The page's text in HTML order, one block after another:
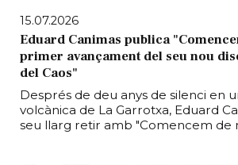
15.07.2026
Eduard Canimas publica
primer avançament del seu nou
del Caos"
Després de deu anys de silenci en
volcànica de La Garrotxa, Eduard
seu llarg retir amb "Comencem de